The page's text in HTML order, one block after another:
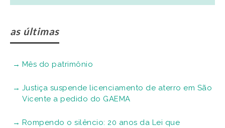
as últimas
Mês do patrimônio
Justiça suspende licenciamento de aterro em São
Vicente a pedido do GAEMA
Rompendo o silêncio: 20 anos da Lei que